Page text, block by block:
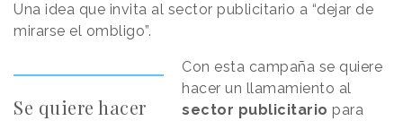
Una idea que invita al sector publicitario a “dejar de
mirarse el ombligo”.
Se quiere hacer
Con esta campaña se quiere
hacer un llamamiento al
sector publicitario para